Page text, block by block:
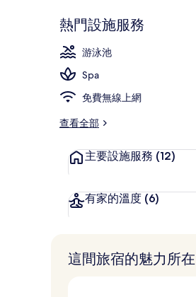
熱門設施服務
游泳池
Spa
免費無線上網
查看全部
主要設施服務 (12)
有家的溫度 (6)
這間旅宿的魅力所在